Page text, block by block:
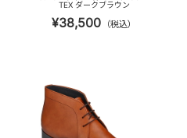
TEX ダークブラウン
¥38,500 （税込）